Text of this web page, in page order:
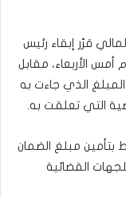
قرّر إبقاء رئيس
الأربعاء، مقابل
دينار، وهو المبلغ الذي جاءت به
التي تعلقت به.
بتأمين مبلغ الضمان
القضائية